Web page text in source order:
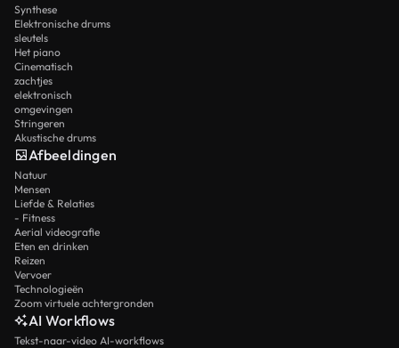
Synthese
Elektronische drums
sleutels
Het piano
Cinematisch
zachtjes
elektronisch
omgevingen
Stringeren
Akustische drums
Afbeeldingen
Natuur
Mensen
Liefde & Relaties
- Fitness
Aerial videografie
Eten en drinken
Reizen
Vervoer
Technologieën
Zoom virtuele achtergronden
AI Workflows
Tekst-naar-video AI-workflows